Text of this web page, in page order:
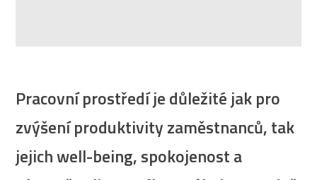
Pracovní prostředí je důležité jak pro
zvýšení produktivity zaměstnanců, tak
jejich well-being, spokojenost a